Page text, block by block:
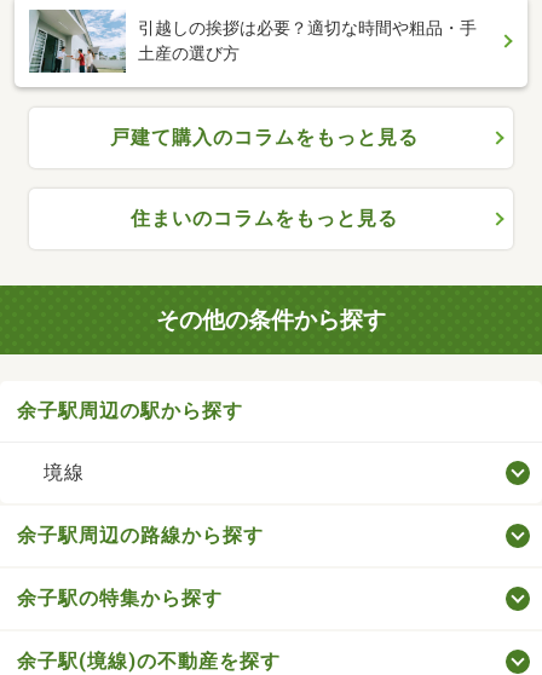
引越しの挨拶は必要？適切な時間や粗品・手
土産の選び方
戸建て購入のコラムをもっと見る
住まいのコラムをもっと見る
その他の条件から探す
余子駅周辺の駅から探す
境線
余子駅周辺の路線から探す
余子駅の特集から探す
余子駅(境線)の不動産を探す